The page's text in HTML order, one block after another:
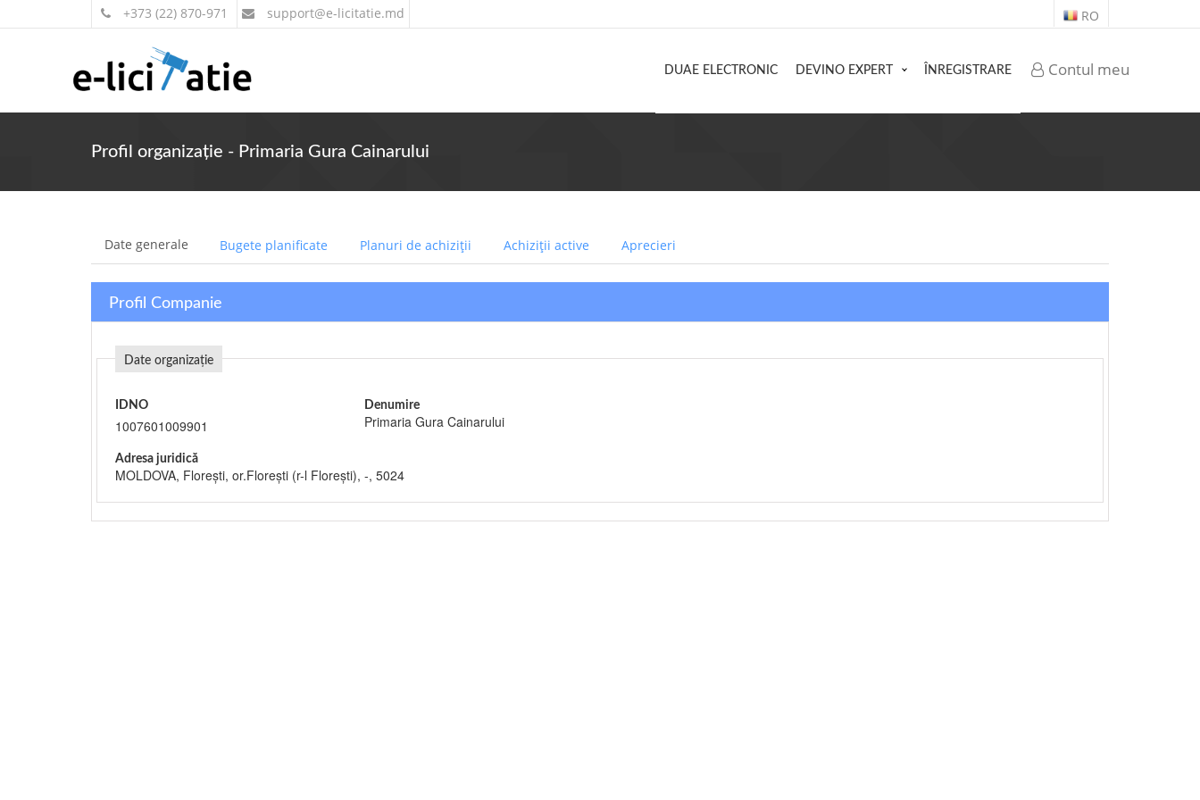
+373 (22) 870-971 support@e-licitatie.md RO
Contul meu
DUAE ELECTRONIC DEVINO EXPERT ÎNREGISTRARE
Profil organizație - Primaria Gura Cainarului
Date generale Bugete planificate Planuri de achiziții Achiziții active Aprecieri
Profil Companie
Date organizație
IDNO
1007601009901
Denumire
Primaria Gura Cainarului
Adresa juridică
MOLDOVA, Floreşti, or.Floreşti (r-l Floreşti), -, 5024